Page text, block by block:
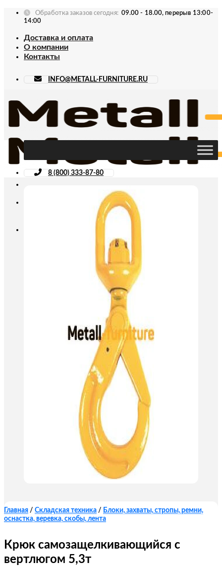
Skip
Обработка заказов сегодня: 09.00 - 18.00, перерыв 13:00-
14:00
Доставка и оплата
О компании
Контакты
INFO@METALL-FURNITURE.RU
8 (800) 333-87-80
Главная / Складская техника / Блоки, захваты, стропы, ремни,
оснастка, веревка, скобы, лента
Крюк самозащелкивающийся с
вертлюгом 5,3т